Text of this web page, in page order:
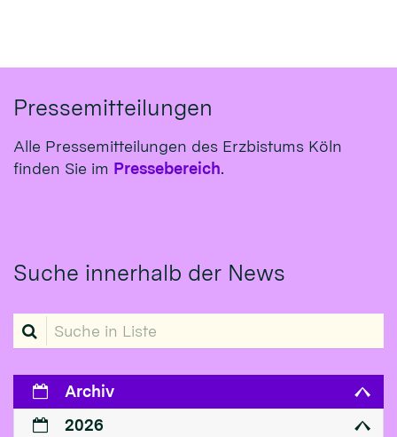
Pressemitteilungen
Alle Pressemitteilungen des Erzbistums Köln
finden Sie im Pressebereich.
Suche innerhalb der News
Suche in Liste
Archiv
2026